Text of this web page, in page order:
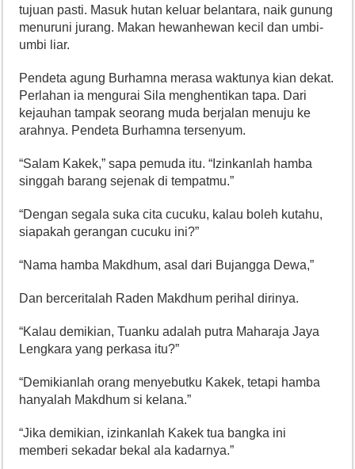
tujuan pasti. Masuk hutan keluar belantara, naik gunung
menuruni jurang. Makan hewanhewan kecil dan umbi-
umbi liar.
Pendeta agung Burhamna merasa waktunya kian dekat.
Perlahan ia mengurai Sila menghentikan tapa. Dari
kejauhan tampak seorang muda berjalan menuju ke
arahnya. Pendeta Burhamna tersenyum.
“Salam Kakek,” sapa pemuda itu. “Izinkanlah hamba
singgah barang sejenak di tempatmu.”
“Dengan segala suka cita cucuku, kalau boleh kutahu,
siapakah gerangan cucuku ini?”
“Nama hamba Makdhum, asal dari Bujangga Dewa,”
Dan berceritalah Raden Makdhum perihal dirinya.
“Kalau demikian, Tuanku adalah putra Maharaja Jaya
Lengkara yang perkasa itu?”
“Demikianlah orang menyebutku Kakek, tetapi hamba
hanyalah Makdhum si kelana.”
“Jika demikian, izinkanlah Kakek tua bangka ini
memberi sekadar bekal ala kadarnya.”